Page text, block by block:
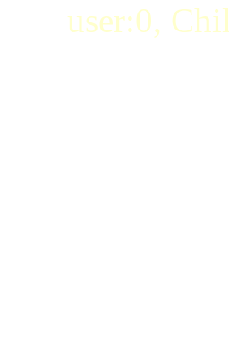
user:0,